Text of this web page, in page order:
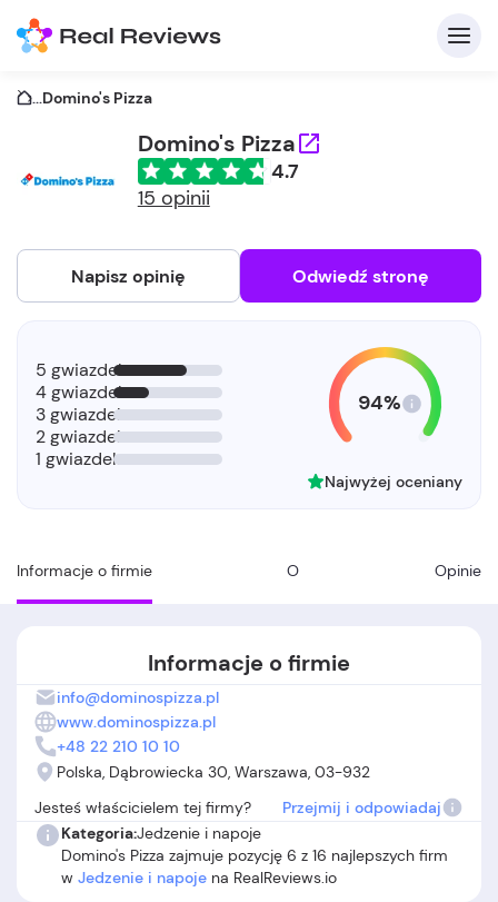
...Domino's Pizza
Domino's Pizza
4.7
15 opinii
Napisz opinię Odwiedź stronę
Informacje o firmie O Opinie
5 gwiazdek
4 gwiazdek
3 gwiazdek
2 gwiazdek
1 gwiazdek
94%
Najwyżej oceniany
Informacje o firmie
info@dominospizza.pl
www.dominospizza.pl
+48 22 210 10 10
Polska, Dąbrowiecka 30, Warszawa, 03-932
Jesteś właścicielem tej firmy?
Przejmij i odpowiadaj
Kategoria:Jedzenie i napoje
Domino's Pizza zajmuje pozycję 6 z 16 najlepszych firm
w Jedzenie i napoje na RealReviews.io